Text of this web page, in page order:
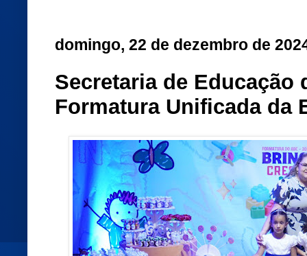
domingo, 22 de dezembro de
Secretaria de Educação
Formatura Unificada da